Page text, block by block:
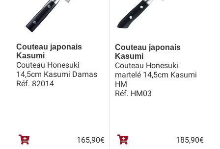
Mentions légales
Mon Compte
Partenaires
Plan du site
Questions / Réponses
Couteau japonais
Kasumi
Couteau Honesuki
14,5cm Kasumi Damas
Réf. 82014
165,90€
Couteau japonais
Kasumi
Couteau Honesuki
martelé 14,5cm Kasumi
HM
Réf. HM03
185,90€